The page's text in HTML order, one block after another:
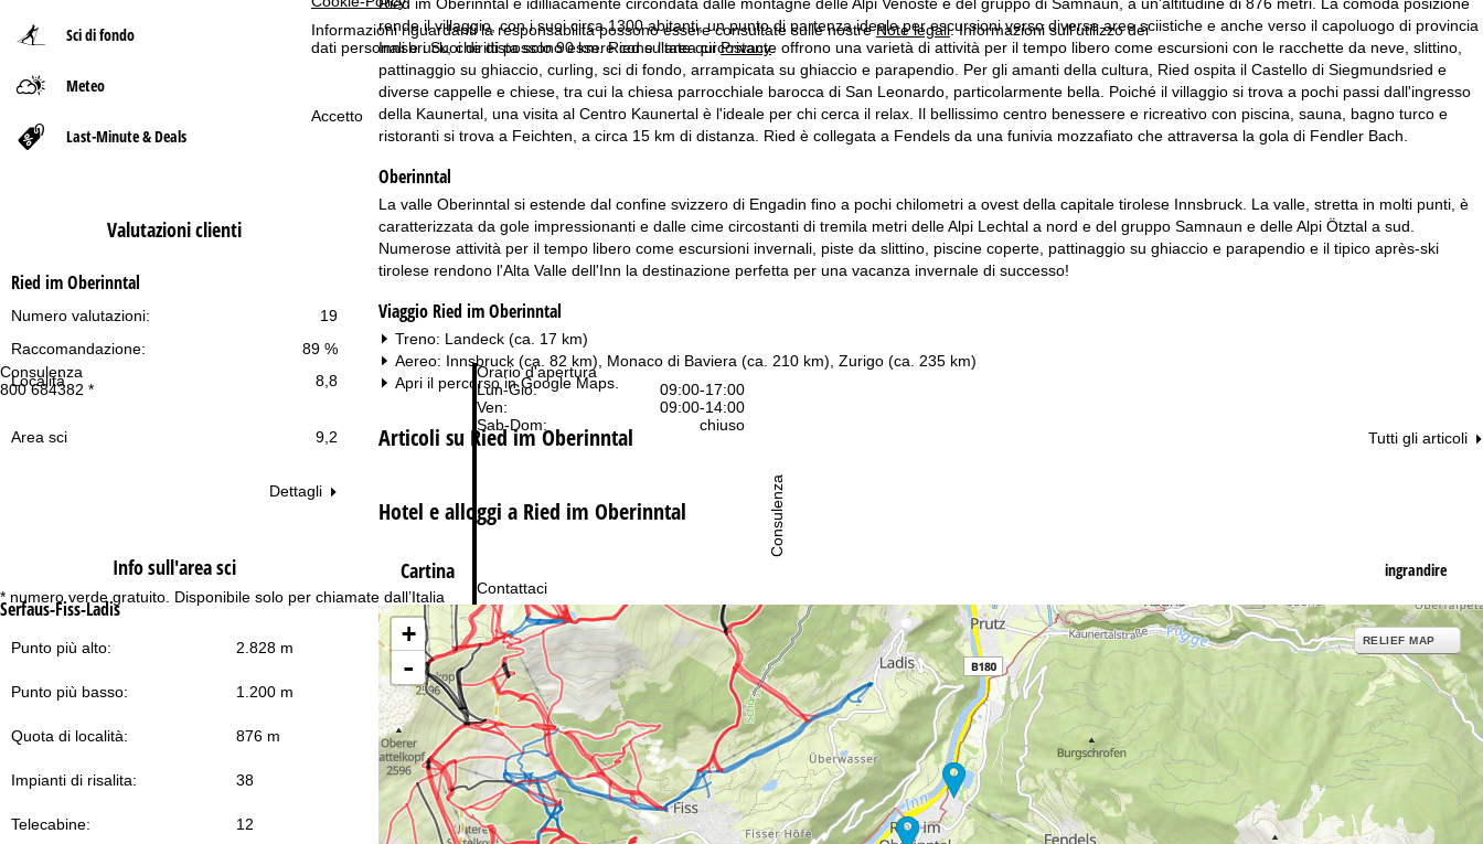
Informazioni riguardanti la responsabilità possono essere consultate sulle nostreNote legali. Informazioni sull'utilizzo dei
dati personali e i Suoi diritti possono essere consultate quiPrivacy.
Accetto
Consulenza
800 684382 *
* numero verde gratuito. Disponibile solo per chiamate dall’Italia
Orario d'apertura
Lun-Gio:
09:00-17:00
Ven:
09:00-14:00
Sab-Dom:
chiuso
Contattaci
Consulenza
Sci di fondo
Meteo
Last-Minute & Deals
Valutazioni clienti
Ried im Oberinntal
19
Numero valutazioni:
89 %
Raccomandazione:
Località
8,8
Area sci 9,2
Dettagli
Info sull'area sci
Serfaus-Fiss-Ladis
Punto più alto: 2.828 m
Punto più basso: 1.200 m
Quota di località: 876 m
Impianti di risalita: 38
Telecabine: 12
p
g
e
rende il villaggio, con i suoi circa 1300 abitanti, un punto di partenza ideale per escursioni verso diverse aree sciistiche e anche verso il capoluogo di provincia
Innsbruck, che dista solo 90 km. Ried e l'area circostante offrono una varietà di attività per il tempo libero come escursioni con le racchette da neve, slittino,
pattinaggio su ghiaccio, curling, sci di fondo, arrampicata su ghiaccio e parapendio. Per gli amanti della cultura, Ried ospita il Castello di Siegmundsried e
diverse cappelle e chiese, tra cui la chiesa parrocchiale barocca di San Leonardo, particolarmente bella. Poiché il villaggio si trova a pochi passi dall'ingresso
della Kaunertal, una visita al Centro Kaunertal è l'ideale per chi cerca il relax. Il bellissimo centro benessere e ricreativo con piscina, sauna, bagno turco e
ristoranti si trova a Feichten, a circa 15 km di distanza. Ried è collegata a Fendels da una funivia mozzafiato che attraversa la gola di Fendler Bach.
Oberinntal
La valle Oberinntal si estende dal confine svizzero di Engadin fino a pochi chilometri a ovest della capitale tirolese Innsbruck. La valle, stretta in molti punti, è
caratterizzata da gole impressionanti e dalle cime circostanti di tremila metri delle Alpi Lechtal a nord e del gruppo Samnaun e delle Alpi Ötztal a sud.
Numerose attività per il tempo libero come escursioni invernali, piste da slittino, piscine coperte, pattinaggio su ghiaccio e parapendio e il tipico après-ski
tirolese rendono l'Alta Valle dell'Inn la destinazione perfetta per una vacanza invernale di successo!
Viaggio Ried im Oberinntal
Treno: Landeck (ca. 17 km)
Aereo: Innsbruck (ca. 82 km), Monaco di Baviera (ca. 210 km), Zurigo (ca. 235 km)
Apri il percorso inGoogle Maps.
Articoli su Ried im Oberinntal Tutti gli articoli
Hotel e alloggi a Ried im Oberinntal
Cartina ingrandire
+
-
RELIEF MAP